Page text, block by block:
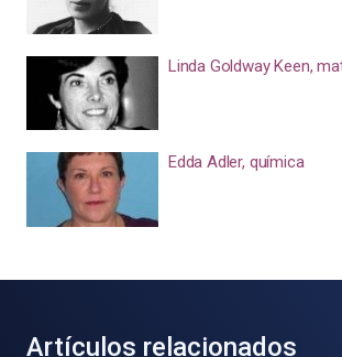
Linda Goldway Keen,
Edda Adler, química
Artículos relacionados